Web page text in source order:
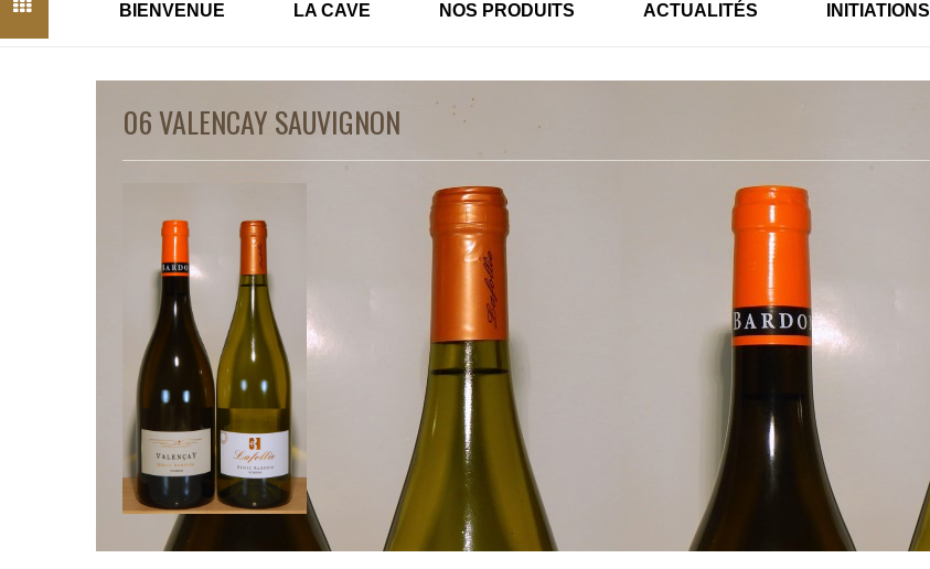
BIENVENUE LA CAVE NOS PRODUITS ACTUALITÉS INITIATIONS
06 VALENCAY SAUVIGNON